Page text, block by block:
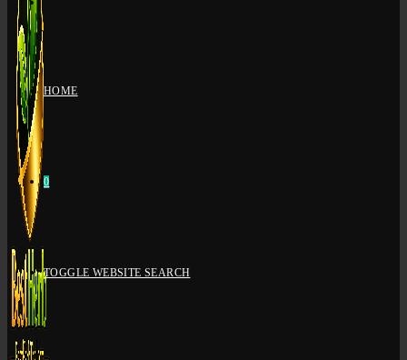
HOME
0
TOGGLE WEBSITE SEARCH